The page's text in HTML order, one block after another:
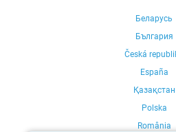
Беларусь
България
Česká
España
Қазақстан
Polska
România